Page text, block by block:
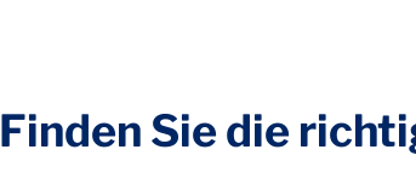
Finden Sie die